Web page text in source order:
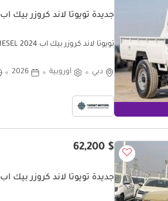
جديدة تويوتا لاند كروزر بيك آب
تويوتا لاند كروزر بيك آب LAND CRUISER LC79 SC 4.2L V6 DIESEL 2024
دبي أوروبية 2026
$ 62,200
جديدة تويوتا لاند كروزر بيك آب